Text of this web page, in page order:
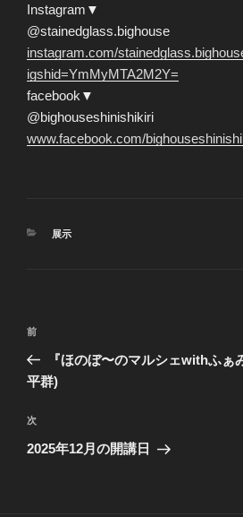
Instagram▼
@stainedglass.bighouse
instagram.com/
igshid=YmMyMTA2M2Y=
facebook▼
@bighouseshinishikiri
www.facebook.com/
カ
展示
投
ナ
ゲ
ー
前
の
投
前
『ほのぼ〜のマルシェwithふぁ
平群)
次
の
次
2025年12月の開講日